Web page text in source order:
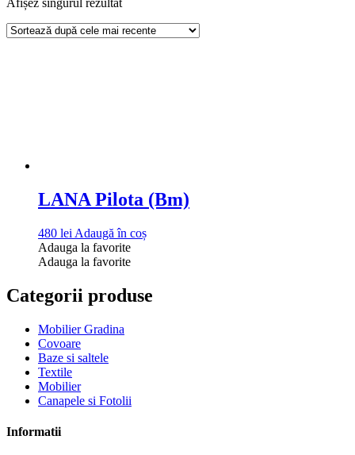
Afișez singurul rezultat
LANA Pilota (Bm)
480 lei Adaugă în coș
Adauga la favorite
Adauga la favorite
Categorii produse
Mobilier Gradina
Covoare
Baze si saltele
Textile
Mobilier
Canapele si Fotolii
Informatii